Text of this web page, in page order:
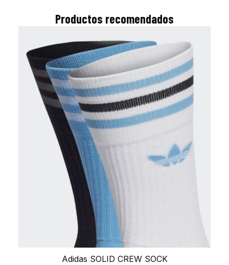
Productos recomendados
Adidas SOLID CREW SOCK